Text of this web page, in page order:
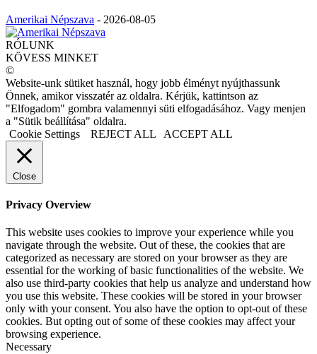
Amerikai Népszava - 2026-08-05
RÓLUNK
KÖVESS MINKET
©
Website-unk sütiket használ, hogy jobb élményt nyújthassunk
Önnek, amikor visszatér az oldalra. Kérjük, kattintson az
"Elfogadom" gombra valamennyi süti elfogadásához. Vagy menjen
a "Sütik beállítása" oldalra.
Cookie Settings
REJECT ALL ACCEPT ALL
Close
Privacy Overview
This website uses cookies to improve your experience while you
navigate through the website. Out of these, the cookies that are
categorized as necessary are stored on your browser as they are
essential for the working of basic functionalities of the website. We
also use third-party cookies that help us analyze and understand how
you use this website. These cookies will be stored in your browser
only with your consent. You also have the option to opt-out of these
cookies. But opting out of some of these cookies may affect your
browsing experience.
Necessary